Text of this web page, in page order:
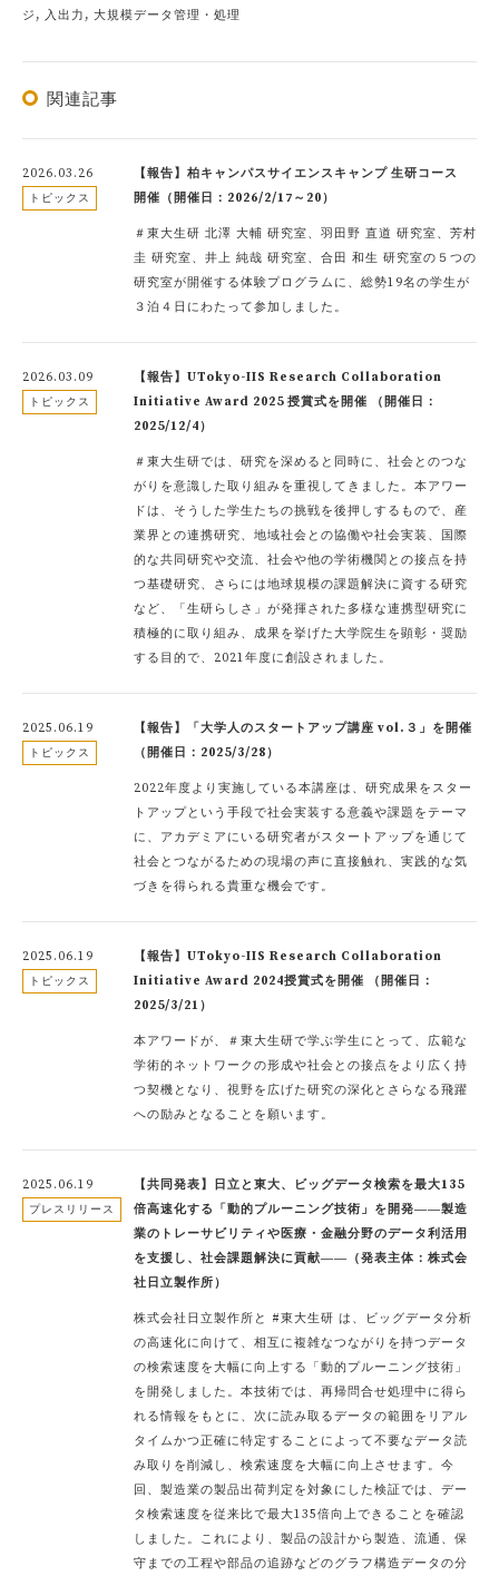
ジ, 入出力, 大規模データ管理・処理
関連記事
2026.03.26
トピックス
【報告】柏キャンパスサイエンスキャンプ 生研コース
開催（開催日：2026/2/17～20）
＃東大生研 北澤 大輔 研究室、羽田野 直道 研究室、芳村
圭 研究室、井上 純哉 研究室、合田 和生 研究室の５つの
研究室が開催する体験プログラムに、総勢19名の学生が
３泊４日にわたって参加しました。
2026.03.09
トピックス
【報告】UTokyo-IIS Research Collaboration
Initiative Award 2025 授賞式を開催 （開催日：
2025/12/4）
＃東大生研では、研究を深めると同時に、社会とのつな
がりを意識した取り組みを重視してきました。本アワー
ドは、そうした学生たちの挑戦を後押しするもので、産
業界との連携研究、地域社会との協働や社会実装、国際
的な共同研究や交流、社会や他の学術機関との接点を持
つ基礎研究、さらには地球規模の課題解決に資する研究
など、「生研らしさ」が発揮された多様な連携型研究に
積極的に取り組み、成果を挙げた大学院生を顕彰・奨励
する目的で、2021年度に創設されました。
2025.06.19
トピックス
【報告】「大学人のスタートアップ講座 vol.３」を開催
（開催日：2025/3/28）
2022年度より実施している本講座は、研究成果をスター
トアップという手段で社会実装する意義や課題をテーマ
に、アカデミアにいる研究者がスタートアップを通じて
社会とつながるための現場の声に直接触れ、実践的な気
づきを得られる貴重な機会です。
2025.06.19
トピックス
【報告】UTokyo-IIS Research Collaboration
Initiative Award 2024授賞式を開催 （開催日：
2025/3/21）
本アワードが、＃東大生研で学ぶ学生にとって、広範な
学術的ネットワークの形成や社会との接点をより広く持
つ契機となり、視野を広げた研究の深化とさらなる飛躍
への励みとなることを願います。
2025.06.19
プレスリリース
【共同発表】日立と東大、ビッグデータ検索を最大135
倍高速化する「動的プルーニング技術」を開発――製造
業のトレーサビリティや医療・金融分野のデータ利活用
を支援し、社会課題解決に貢献――（発表主体：株式会
社日立製作所）
株式会社日立製作所と #東大生研 は、ビッグデータ分析
の高速化に向けて、相互に複雑なつながりを持つデータ
の検索速度を大幅に向上する「動的プルーニング技術」
を開発しました。本技術では、再帰問合せ処理中に得ら
れる情報をもとに、次に読み取るデータの範囲をリアル
タイムかつ正確に特定することによって不要なデータ読
み取りを削減し、検索速度を大幅に向上させます。今
回、製造業の製品出荷判定を対象にした検証では、デー
タ検索速度を従来比で最大135倍向上できることを確認
しました。これにより、製品の設計から製造、流通、保
守までの工程や部品の追跡などのグラフ構造データの分